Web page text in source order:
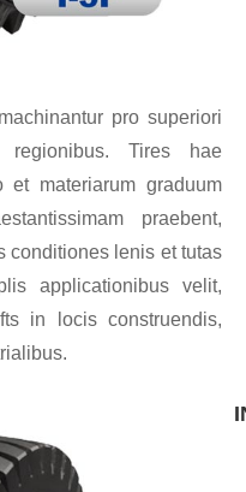
pro superiori
regionibus. Tires hae
et materiarum graduum
praebent,
conditiones lenis et tutas
applicationibus velit,
in locis construendis,